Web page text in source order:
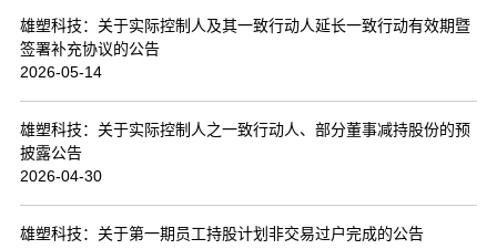
雄塑科技：关于实际控制人及其一致行动人延长一致行动有效期暨
签署补充协议的公告
2026-05-14
雄塑科技：关于实际控制人之一致行动人、部分董事减持股份的预
披露公告
2026-04-30
雄塑科技：关于第一期员工持股计划非交易过户完成的公告